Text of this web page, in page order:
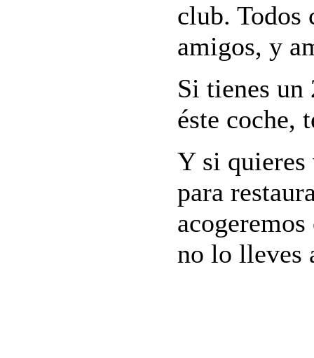
club. Todos
amigos, y
Si tienes un
éste coche,
Y si quieres
para
no lo lleves